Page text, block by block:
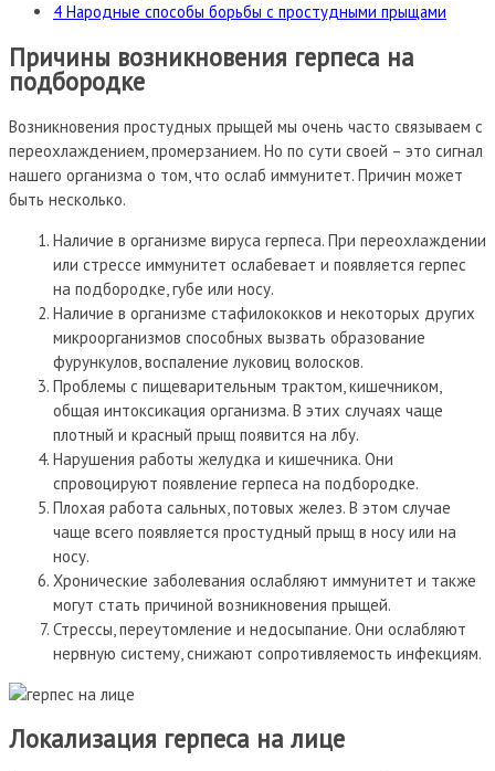
4 Народные способы борьбы с простудными прыщами
Причины возникновения герпеса на
подбородке
Возникновения простудных прыщей мы очень часто связываем с
переохлаждением, промерзанием. Но по сути своей – это сигнал
нашего организма о том, что ослаб иммунитет. Причин может
быть несколько.
Наличие в организме вируса герпеса. При переохлаждении
или стрессе иммунитет ослабевает и появляется герпес
на подбородке, губе или носу.
Наличие в организме стафилококков и некоторых других
микроорганизмов способных вызвать образование
фурункулов, воспаление луковиц волосков.
Проблемы с пищеварительным трактом, кишечником,
общая интоксикация организма. В этих случаях чаще
плотный и красный прыщ появится на лбу.
Нарушения работы желудка и кишечника. Они
спровоцируют появление герпеса на подбородке.
Плохая работа сальных, потовых желез. В этом случае
чаще всего появляется простудный прыщ в носу или на
носу.
Хронические заболевания ослабляют иммунитет и также
могут стать причиной возникновения прыщей.
Стрессы, переутомление и недосыпание. Они ослабляют
нервную систему, снижают сопротивляемость инфекциям.
Локализация герпеса на лице